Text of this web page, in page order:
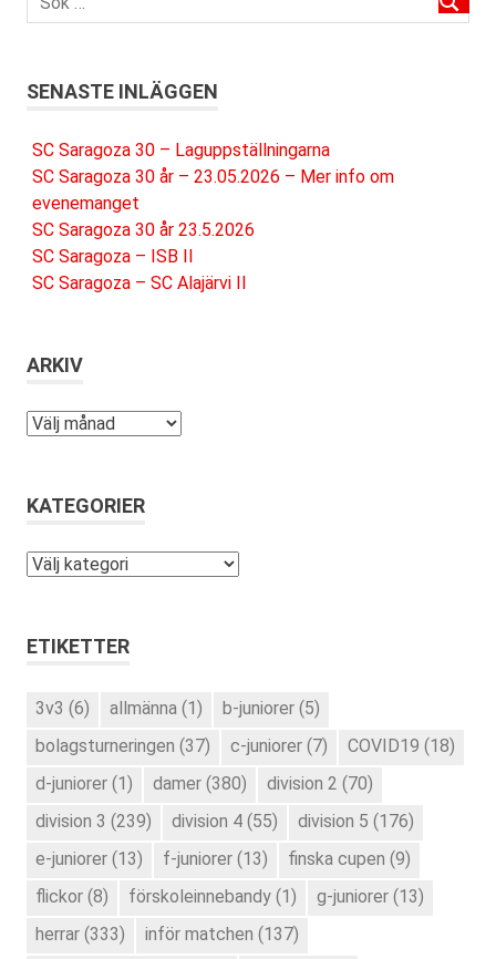
SENASTE INLÄGGEN
SC Saragoza 30 – Laguppställningarna
SC Saragoza 30 år – 23.05.2026 – Mer info om
evenemanget
SC Saragoza 30 år 23.5.2026
SC Saragoza – ISB II
SC Saragoza – SC Alajärvi II
ARKIV
Arkiv
KATEGORIER
Kategorier
ETIKETTER
3v3 (6) allmänna (1) b-juniorer (5)
bolagsturneringen (37) c-juniorer (7) COVID19 (18)
d-juniorer (1) damer (380) division 2 (70)
division 3 (239) division 4 (55) division 5 (176)
e-juniorer (13) f-juniorer (13) finska cupen (9)
flickor (8) förskoleinnebandy (1) g-juniorer (13)
herrar (333) inför matchen (137)